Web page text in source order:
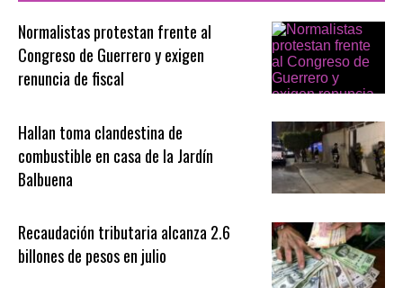
Normalistas protestan frente al
Congreso de Guerrero y exigen
renuncia de fiscal
Hallan toma clandestina de
combustible en casa de la Jardín
Balbuena
Recaudación tributaria alcanza 2.6
billones de pesos en julio